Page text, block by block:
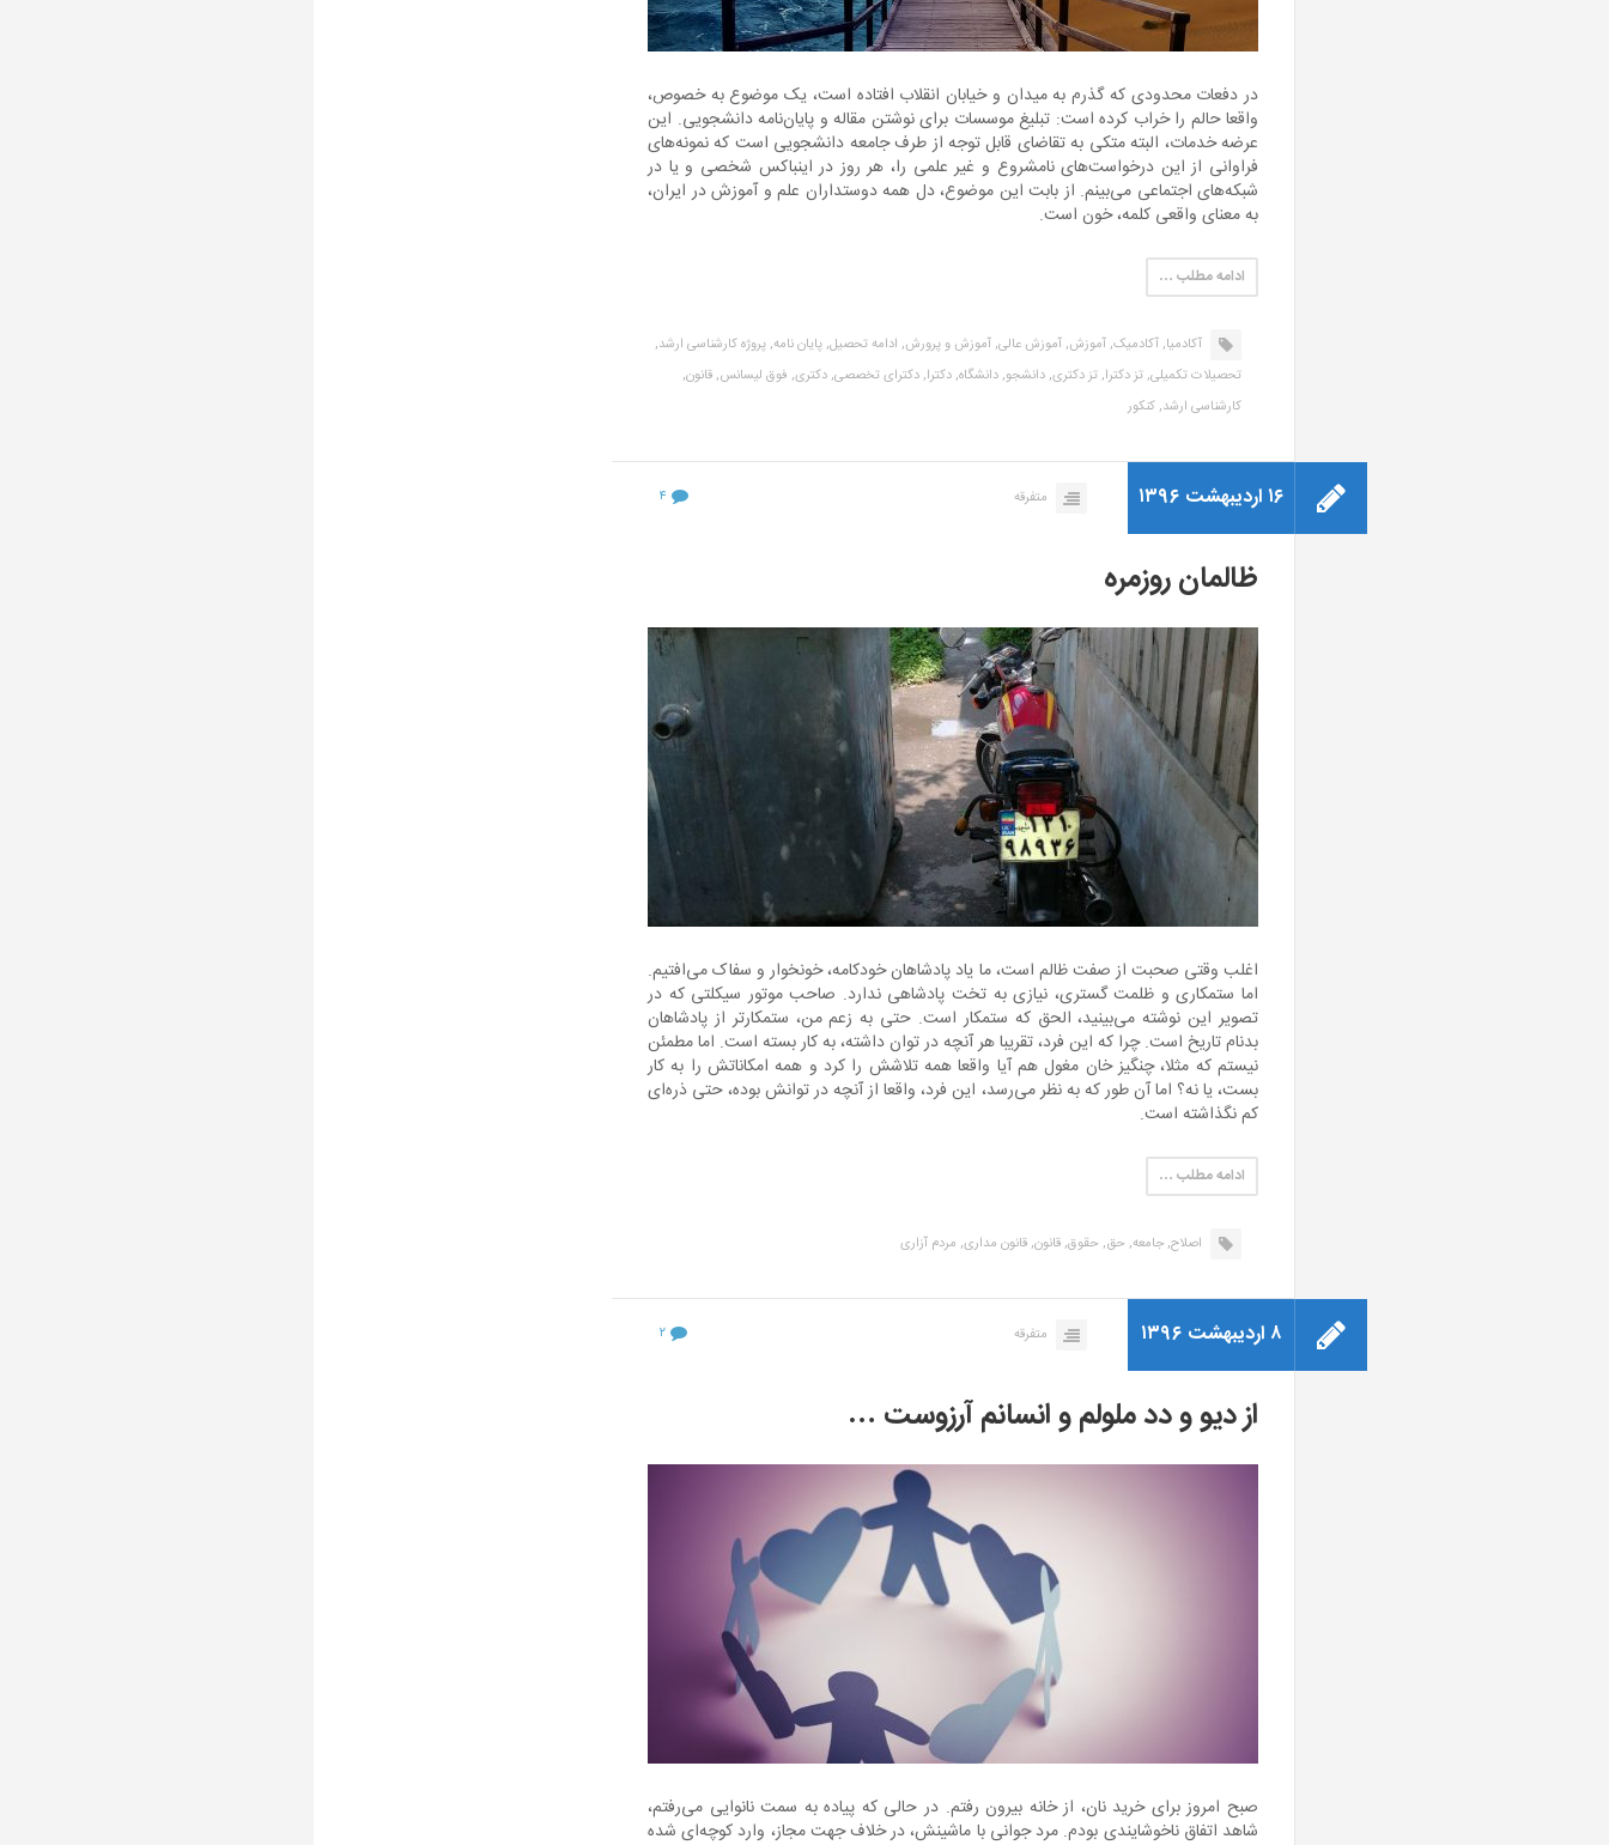
در دفعات محدودی که گذرم به میدان و خیابان انقلاب افتاده است، یک موضوع به خصوص،
واقعا حالم را خراب کرده است: تبلیغ موسسات برای نوشتن مقاله و پایان‌نامه دانشجویی. این
عرضه خدمات، البته متکی به تقاضای قابل توجه از طرف جامعه دانشجویی است که نمونه‌های
فراوانی از این درخواست‌های نامشروع و غیر علمی را، هر روز در اینباکس شخصی و یا در
شبکه‌های اجتماعی می‌بینم. از بابت این موضوع، دل همه دوستداران علم و آموزش در ایران،
به معنای واقعی کلمه، خون است.
ادامه مطلب …
آکادمیا,آکادمیک,آموزش,آموزش عالی,آموزش و پرورش, ادامه تحصیل,پایان نامه,پروژه کارشناسی ارشد,
تحصیلات تکمیلی,تز دکترا,تز دکتری,دانشجو,دانشگاه,دکترا,دکترای تخصصی,دکتری, فوق لیسانس,قانون,
کارشناسی ارشد,کنکور
۱۶ اردیبهشت ۱۳۹۶ متفرقه ۴
ظالمان روزمره
اغلب وقتی صحبت از صفت ظالم است، ما یاد پادشاهان خودکامه، خونخوار و سفاک می‌افتیم.
اما ستمکاری و ظلمت گستری، نیازی به تخت پادشاهی ندارد. صاحب موتور سیکلتی که در
تصویر این نوشته می‌بینید، الحق که ستمکار است. حتی به زعم من، ستمکارتر از پادشاهان
بدنام تاریخ است. چرا که این فرد، تقریبا هر آنچه در توان داشته، به کار بسته است. اما مطمئن
نیستم که مثلا، چنگیز خان مغول هم آیا واقعا همه تلاشش را کرد و همه امکاناتش را به کار
بست، یا نه؟ اما آن طور که به نظر می‌رسد، این فرد، واقعا از آنچه در توانش بوده، حتی ذره‌ای
کم نگذاشته است.
ادامه مطلب …
اصلاح,جامعه, حق, حقوق,قانون,قانون مداری, مردم آزاری
۸ اردیبهشت ۱۳۹۶ متفرقه ۲
از دیو و دد ملولم و انسانم آرزوست …
صبح امروز برای خرید نان، از خانه بیرون رفتم. در حالی که پیاده به سمت نانوایی می‌رفتم،
شاهد اتفاق ناخوشایندی بودم. مرد جوانی با ماشینش، در خلاف جهت مجاز، وارد کوچه‌ای شده